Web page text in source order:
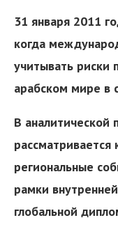
31 января 2011
когда
учитывать риски
арабском мире в
В аналитической
рассматривается
региональные
рамки
глобальной